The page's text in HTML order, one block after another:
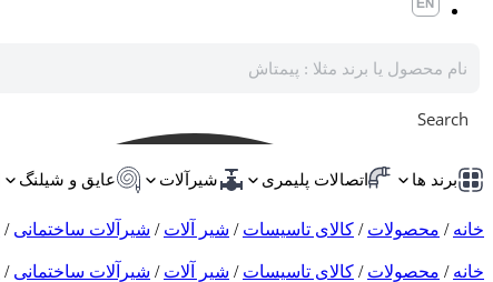
Search
برند ها اتصالات پلیمری شیرآلات عایق و شیلنگ
خانه / محصولات / کالای تاسیسات / شیر آلات / شیرآلات ساختمانی /
خانه / محصولات / کالای تاسیسات / شیر آلات / شیرآلات ساختمانی /